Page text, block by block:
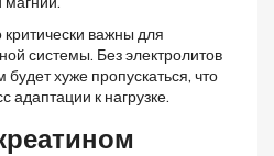
важны для
системы. Без электролитов
хуже пропускаться, что
к нагрузке.